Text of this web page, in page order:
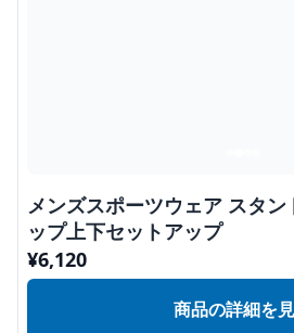
メンズスポーツウェア スタ
ップ上下セットアップ
¥6,120
商品の詳細を